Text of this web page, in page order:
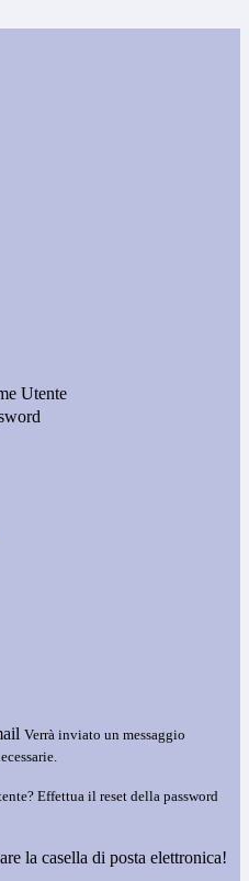
Utente
Verrà inviato un messaggio
Effettua il reset della password
la casella di posta elettronica!